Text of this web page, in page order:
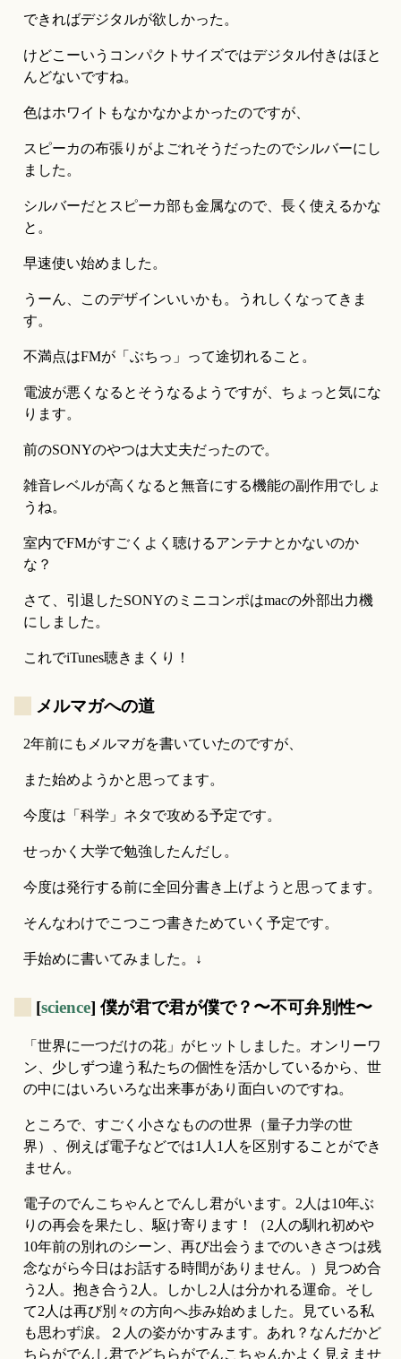
できればデジタルが欲しかった。
けどこーいうコンパクトサイズではデジタル付きはほと
んどないですね。
色はホワイトもなかなかよかったのですが、
スピーカの布張りがよごれそうだったのでシルバーにし
ました。
シルバーだとスピーカ部も金属なので、長く使えるかな
と。
早速使い始めました。
うーん、このデザインいいかも。うれしくなってきま
す。
不満点はFMが「ぶちっ」って途切れること。
電波が悪くなるとそうなるようですが、ちょっと気にな
ります。
前のSONYのやつは大丈夫だったので。
雑音レベルが高くなると無音にする機能の副作用でしょ
うね。
室内でFMがすごくよく聴けるアンテナとかないのか
な？
さて、引退したSONYのミニコンポはmacの外部出力機
にしました。
これでiTunes聴きまくり！
メルマガへの道
2年前にもメルマガを書いていたのですが、
また始めようかと思ってます。
今度は「科学」ネタで攻める予定です。
せっかく大学で勉強したんだし。
今度は発行する前に全回分書き上げようと思ってます。
そんなわけでこつこつ書きためていく予定です。
手始めに書いてみました。↓
[science] 僕が君で君が僕で？〜不可弁別性〜
「世界に一つだけの花」がヒットしました。オンリーワ
ン、少しずつ違う私たちの個性を活かしているから、世
の中にはいろいろな出来事があり面白いのですね。
ところで、すごく小さなものの世界（量子力学の世
界）、例えば電子などでは1人1人を区別することができ
ません。
電子のでんこちゃんとでんし君がいます。2人は10年ぶ
りの再会を果たし、駆け寄ります！（2人の馴れ初めや
10年前の別れのシーン、再び出会うまでのいきさつは残
念ながら今日はお話する時間がありません。）見つめ合
う2人。抱き合う2人。しかし2人は分かれる運命。そし
て2人は再び別々の方向へ歩み始めました。見ている私
も思わず涙。２人の姿がかすみます。あれ？なんだかど
ちらがでんし君でどちらがでんこちゃんかよく見えませ